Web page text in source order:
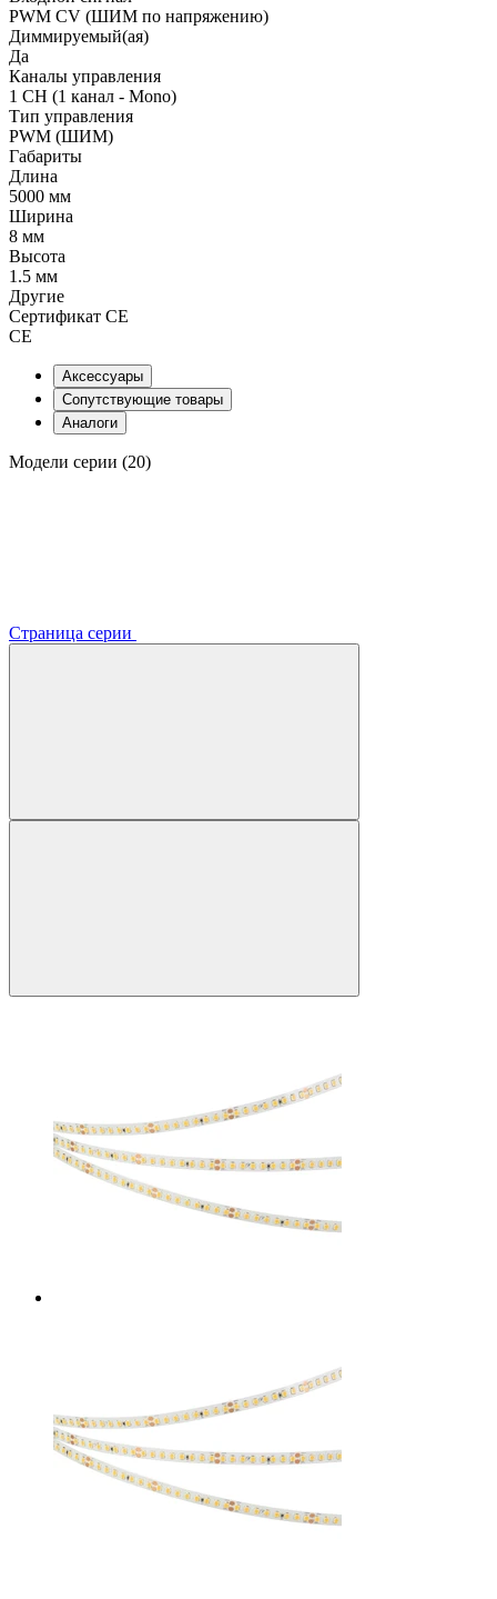
PWM СV (ШИМ по напряжению)
Диммируемый(ая)
Да
Каналы управления
1 CH (1 канал - Mono)
Тип управления
PWM (ШИМ)
Габариты
Длина
5000 мм
Ширина
8 мм
Высота
1.5 мм
Другие
Сертификат CE
CE
Аксессуары
Сопутствующие товары
Аналоги
Модели серии (20)
Страница серии